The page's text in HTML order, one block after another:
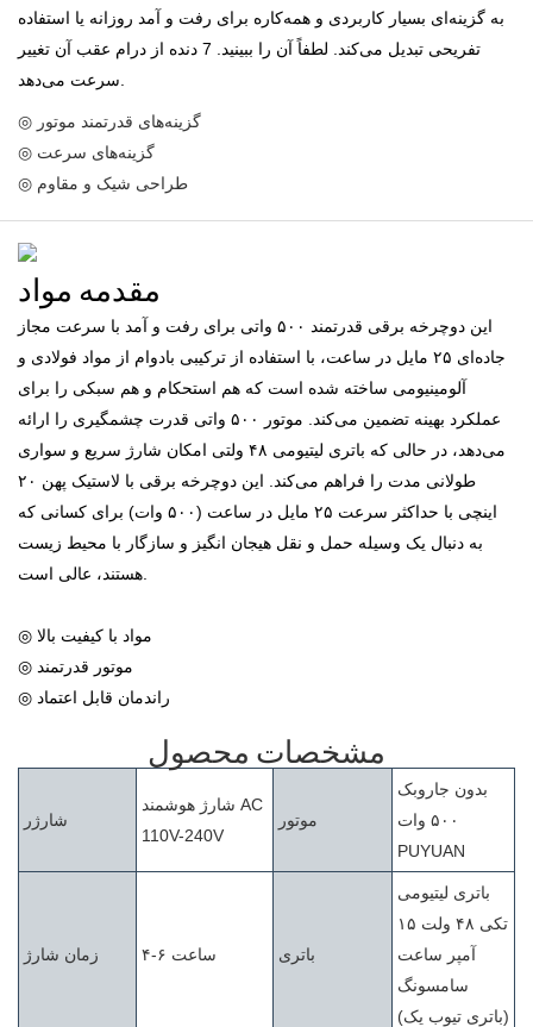
به گزینه‌ای بسیار کاربردی و همه‌کاره برای رفت و آمد روزانه یا استفاده
تفریحی تبدیل می‌کند. لطفاً آن را ببینید. 7 دنده از درام عقب آن تغییر
◎ گزینه‌های قدرتمند موتور
◎ گزینه‌های سرعت
◎ طراحی شیک و مقاوم
مقدمه مواد
این دوچرخه برقی قدرتمند ۵۰۰ واتی برای رفت و آمد با سرعت مجاز
جاده‌ای ۲۵ مایل در ساعت، با استفاده از ترکیبی بادوام از مواد فولادی و
آلومینیومی ساخته شده است که هم استحکام و هم سبکی را برای
عملکرد بهینه تضمین می‌کند. موتور ۵۰۰ واتی قدرت چشمگیری را ارائه
می‌دهد، در حالی که باتری لیتیومی ۴۸ ولتی امکان شارژ سریع و سواری
طولانی مدت را فراهم می‌کند. این دوچرخه برقی با لاستیک پهن ۲۰
اینچی با حداکثر سرعت ۲۵ مایل در ساعت (۵۰۰ وات) برای کسانی که
به دنبال یک وسیله حمل و نقل هیجان انگیز و سازگار با محیط زیست
هستند، عالی است.
◎ مواد با کیفیت بالا
◎ موتور قدرتمند
◎ راندمان قابل اعتماد
مشخصات محصول
شارژر
شارژ هوشمند AC
110V-240V
موتور
بدون جاروبک
۵۰۰ وات
PUYUAN
زمان شارژ ۴-۶ ساعت باتری
باتری لیتیومی
تکی ۴۸ ولت ۱۵
آمپر ساعت
سامسونگ
(باتری تیوب یک)